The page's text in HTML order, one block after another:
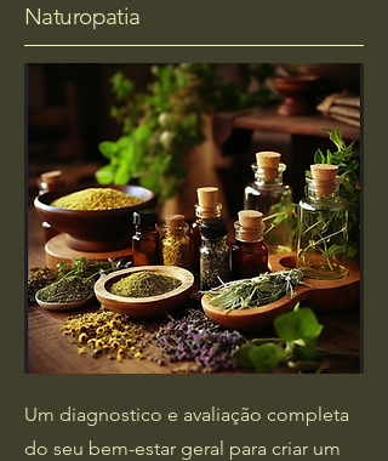
Naturopatia
Um diagnostico e avaliação completa
do seu bem-estar geral para criar um